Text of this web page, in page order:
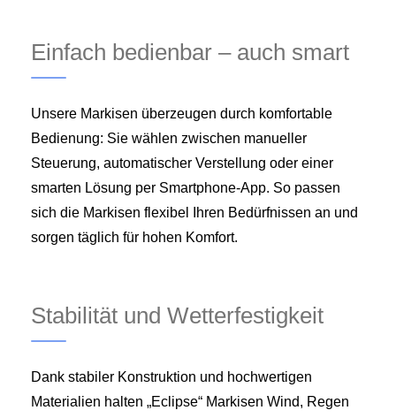
Einfach bedienbar – auch smart
Unsere Markisen überzeugen durch komfortable
Bedienung: Sie wählen zwischen manueller
Steuerung, automatischer Verstellung oder einer
smarten Lösung per Smartphone‑App. So passen
sich die Markisen flexibel Ihren Bedürfnissen an und
sorgen täglich für hohen Komfort.
Stabilität und Wetterfestigkeit
Dank stabiler Konstruktion und hochwertigen
Materialien halten „Eclipse“ Markisen Wind, Regen